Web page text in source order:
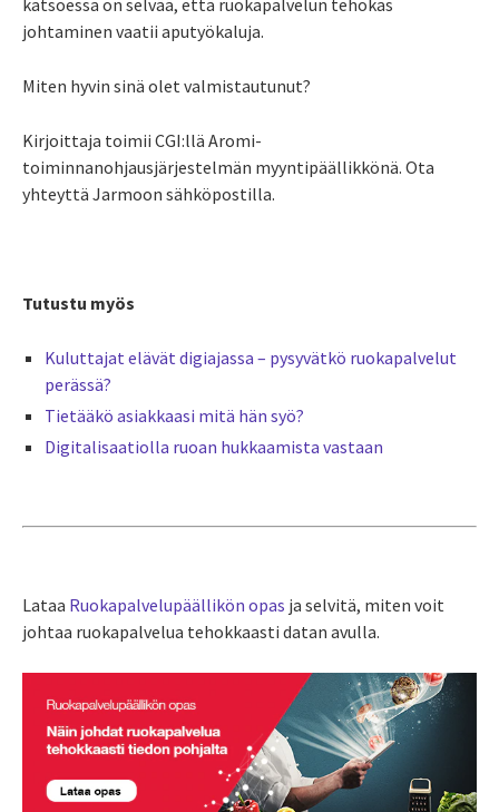
katsoessa on selvää, että ruokapalvelun tehokas
johtaminen vaatii aputyökaluja.
Miten hyvin sinä olet valmistautunut?
Kirjoittaja toimii CGI:llä Aromi-
toiminnanohjausjärjestelmän myyntipäällikkönä. Ota
yhteyttä Jarmoon sähköpostilla.
Tutustu myös
Kuluttajat elävät digiajassa – pysyvätkö ruokapalvelut
perässä?
Tietääkö asiakkaasi mitä hän syö?
Digitalisaatiolla ruoan hukkaamista vastaan
Lataa Ruokapalvelupäällikön opas ja selvitä, miten voit
johtaa ruokapalvelua tehokkaasti datan avulla.